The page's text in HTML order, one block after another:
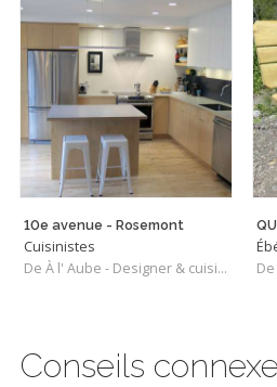
10e avenue - Rosemont
Cuisinistes
De À l' Aube - Designer & cuisiniste
Conseils